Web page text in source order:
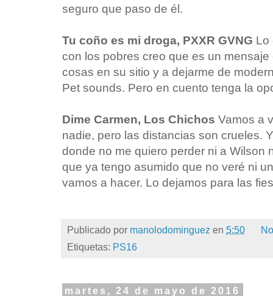
seguro que paso de él.
Tu coño es mi droga, PXXR GVNG Lo
con los pobres creo que es un
cosas en su sitio y a dejarme de
Pet sounds. Pero en cuento tenga la
Dime Carmen, Los Chichos Vamos a
nadie, pero las distancias son crueles.
donde no me quiero perder ni a Wilson
que ya tengo asumido que no veré ni
vamos a hacer. Lo dejamos para las
Publicado por manolodominguez en 5:50
Etiquetas: PS16
martes, 24 de mayo de 2016